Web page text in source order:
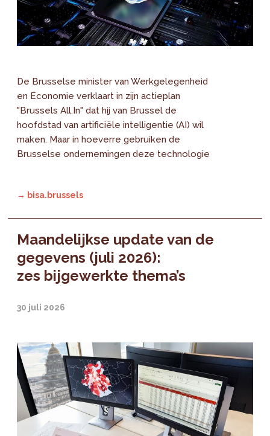
De Brusselse minister van Werkgelegenheid
en Economie verklaart in zijn actieplan
"Brussels All.In" dat hij van Brussel de
hoofdstad van artificiële intelligentie (AI) wil
maken. Maar in hoeverre gebruiken de
Brusselse ondernemingen deze technologie
→ bisa.brussels
Maandelijkse update van de
gegevens (juli 2026):
zes bijgewerkte thema’s
30 juli 2026